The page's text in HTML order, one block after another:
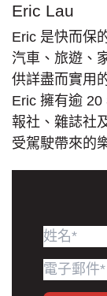
Eric Lau
Eric 是快而保
汽車、旅遊、
供詳盡而實用
Eric 擁有逾
報社、雜誌社
受駕駛帶來的